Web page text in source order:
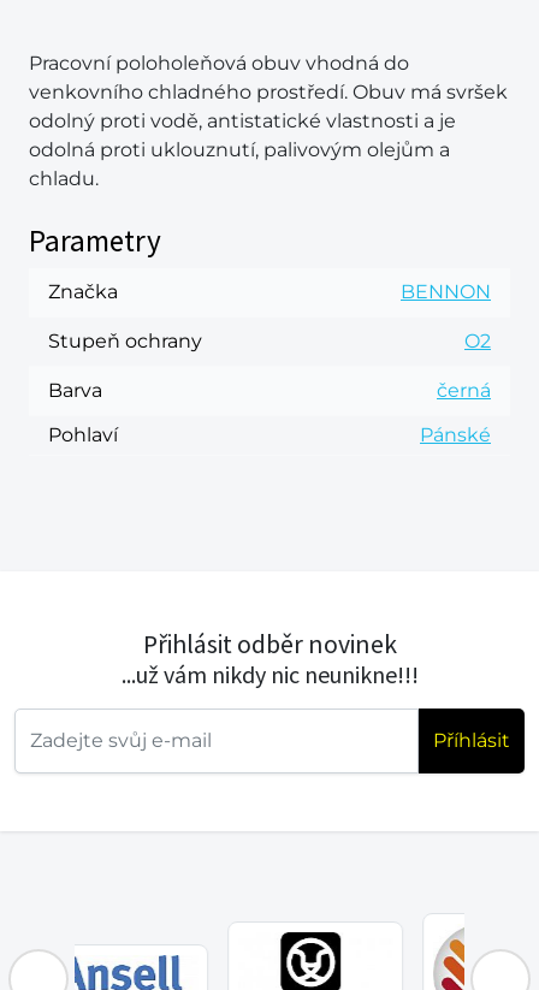
Pracovní poloholeňová obuv vhodná do
venkovního chladného prostředí. Obuv má svršek
odolný proti vodě, antistatické vlastnosti a je
odolná proti uklouznutí, palivovým olejům a
chladu.
Parametry
Značka BENNON
Stupeň ochrany O2
Barva
černá
Pohlaví
Pánské
Přihlásit odběr novinek
...už vám nikdy nic neunikne!!!
Příhlásit